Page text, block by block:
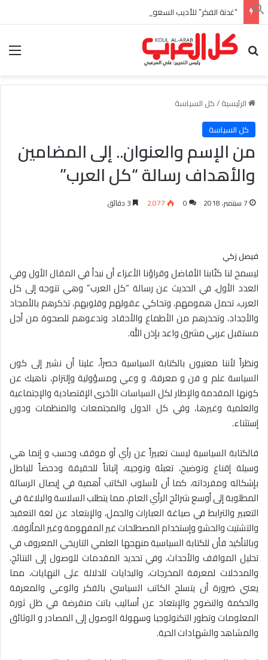
“غدنة الفكر” للأديب السعودي احمد بن عبدالله العبدالنبي
بحث عن
الرئيسية/كل السياسة
كل السياسة
من الإسم والعنوان.. إلى المضامين
والأهداف رسالة “كل العرب”
7 سبتمبر، 2018 0 2٬077
فيصل زكي
ليسمح لنا كتّابنا الأفاضل وقراؤنا الأعزاء أن نبدأ في المقال الأول وفي
العدد الأول، في الحديث عن رسالة “كل العرب” وهي تتوجه إلى كل
العرب، تحمل همومهم، وتحاكي عقولهم وقلوبهم، تذكرهم بالأمجاد
والأجداد، وتحذرهم من الأطماع والأحقاد وتدعوهم للصحوة من أجل
مستقبل عربي مشرق واعد بإذن الله.
ونظراً لأننا معنيون بالكتابة السياسية حصراً، علينا أن نشير إلى كون
السياسة علم و فن و معرفة، و وعي ومسؤولية وإلتزام، ناهيك عن
كونها المقدمة والإطار لكل السياسات الأخرى الإقتصادية والإجتماعية
والعلمية وغيرها، وفي كل الدول والمجتمعات والمنظمات ودون
إستثناء.
فالكتابة السياسية ليست تعبيراً عن رأي أو موقف وحسب و إنما هي
وسيلة إقناع وتوضيح، تعبئة وتوجيه، إثباتاً للحقيقة ودحضاً للباطل
بإشكاله ومفرداته، كما أن لأسلوب الكاتب أهمية في إيصال الرسالة
المطلوبة إلى أوسع شرائح الرأي العام، مما يتطلب السلاسة والبلاغة في
التعبير والترابط في صياغة العبارات والجمل، والإبتعاد عن لغة التعقيد
والتشتيت والحشو وإستخدام المصطلحات غير المفهومة وغير المألوفة.
وبالتأكيد فأن للكتابة السياسية منهجها العلمي التاريخي المعروف في
تحليل المواقف والأحداث، وفي تحديد المقدمات للوصول إلى النتائج،
والمدخلات لمعرفة المخرجات، والبدايات للدلالة على النهايات، مما
يعني ضرورة أن يتسلح الكاتب السياسي بالفكر والوعي والمعرفة
والحكمة والنضوج والإبتعاد عن أساليب باتت منقرضة في ظل ثورة
المعلومات وتطور التكنولوجيا وسهولة الوصول إلى المصادر و الوثائق
والمشاهد والشهادات الحية.